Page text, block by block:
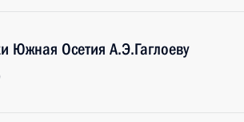
Южная Осетия А.Э.Гаглоеву